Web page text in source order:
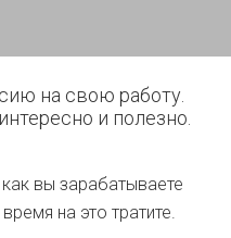
на свою работу.
и полезно.
вы зарабатываете
на это тратите.